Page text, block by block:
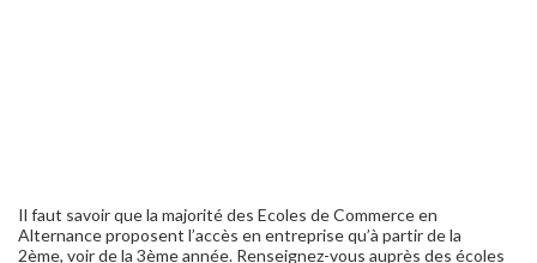
Il faut savoir que la majorité des Ecoles de Commerce en
Alternance proposent l’accès en entreprise qu’à partir de la
2ème, voir de la 3ème année. Renseignez-vous auprès des écoles